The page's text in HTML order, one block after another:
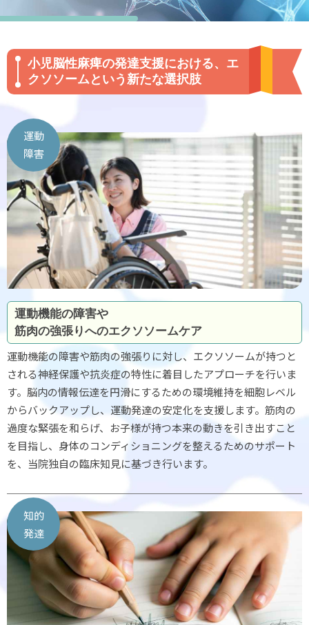
小児脳性麻痺の発達支援における、エ
クソソームという新たな選択肢
運動
障害
運動機能の障害や
筋肉の強張りへのエクソソームケア
運動機能の障害や筋肉の強張りに対し、エクソソームが持つと
される神経保護や抗炎症の特性に着目したアプローチを行いま
す。脳内の情報伝達を円滑にするための環境維持を細胞レベル
からバックアップし、運動発達の安定化を支援します。筋肉の
過度な緊張を和らげ、お子様が持つ本来の動きを引き出すこと
を目指し、身体のコンディショニングを整えるためのサポート
を、当院独自の臨床知見に基づき行います。
知的
発達